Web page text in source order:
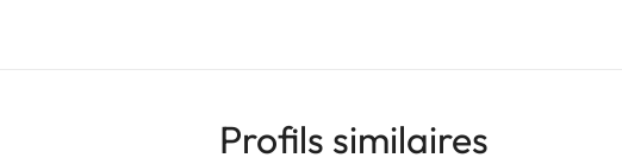
Profils similaires